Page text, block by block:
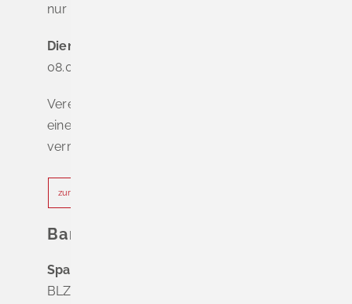
nur nach Terminvereinbarung
Dienstag - Freitag
08.00 - 12.00 Uhr
Vereinbaren Sie online oder telefonisch
einen Termin, um Wartezeiten zu
vermeiden.
zur Terminvereinbarung
Bankverbindung
Sparkasse Markgräflerland Müllheim
BLZ 683 518 65